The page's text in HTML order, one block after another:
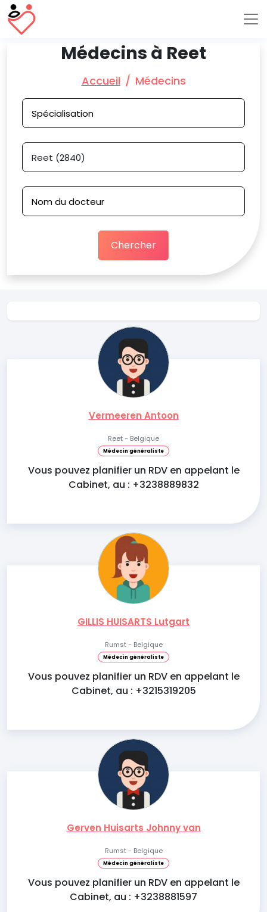
Médecins à Reet
Accueil Médecins
Chercher
Vermeeren Antoon
Reet - Belgique
Médecin généraliste
Vous pouvez planifier un RDV en appelant le
Cabinet, au : +3238889832
GILLIS HUISARTS Lutgart
Rumst - Belgique
Médecin généraliste
Vous pouvez planifier un RDV en appelant le
Cabinet, au : +3215319205
Gerven Huisarts Johnny van
Rumst - Belgique
Médecin généraliste
Vous pouvez planifier un RDV en appelant le
Cabinet, au : +3238881597